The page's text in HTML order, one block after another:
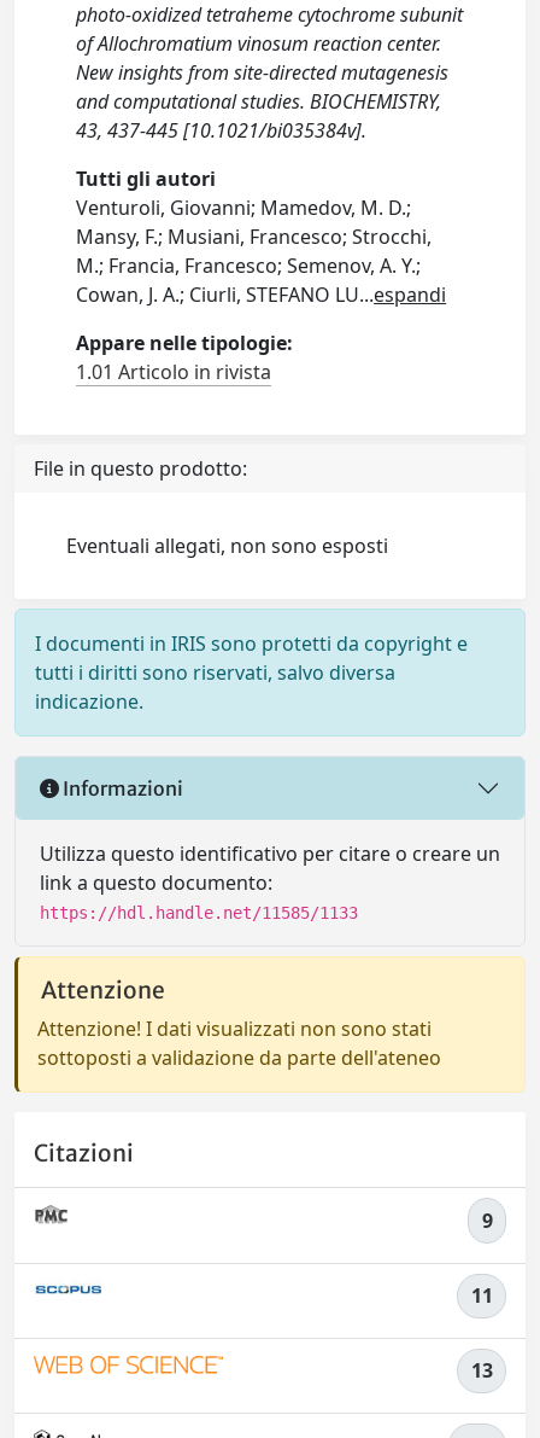
photo-oxidized tetraheme cytochrome subunit
of Allochromatium vinosum reaction center.
New insights from site-directed mutagenesis
and computational studies. BIOCHEMISTRY,
43, 437-445 [10.1021/bi035384v].
Tutti gli autori
Venturoli, Giovanni; Mamedov, M. D.;
Mansy, F.; Musiani, Francesco; Strocchi,
M.; Francia, Francesco; Semenov, A. Y.;
Cowan, J. A.; Ciurli, STEFANO LU...espandi
Appare nelle tipologie:
1.01 Articolo in rivista
File in questo prodotto:
Eventuali allegati, non sono esposti
I documenti in IRIS sono protetti da copyright e
tutti i diritti sono riservati, salvo diversa
indicazione.
Informazioni
Utilizza questo identificativo per citare o creare un
link a questo documento:
https://hdl.handle.net/11585/1133
Attenzione
Attenzione! I dati visualizzati non sono stati
sottoposti a validazione da parte dell'ateneo
Citazioni
9
11
13